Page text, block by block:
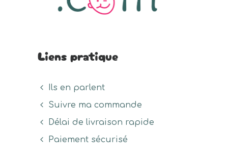
Liens pratique
Ils en parlent
Suivre ma commande
Délai de livraison rapide
Paiement sécurisé